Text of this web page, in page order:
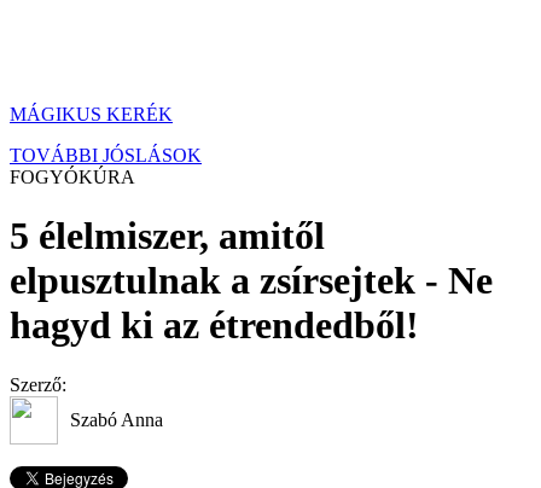
MÁGIKUS KERÉK
TOVÁBBI JÓSLÁSOK
FOGYÓKÚRA
5 élelmiszer, amitől
elpusztulnak a zsírsejtek - Ne
hagyd ki az étrendedből!
Szerző:
Szabó Anna